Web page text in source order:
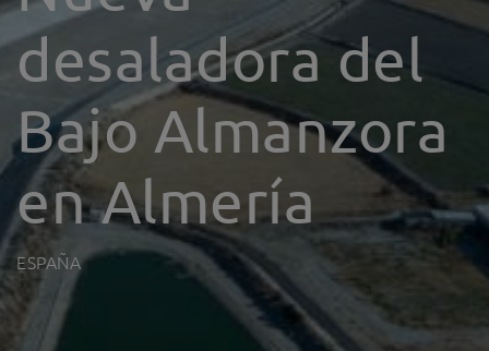
desaladora del
Bajo Almanzora
en Almería
ESPAÑA